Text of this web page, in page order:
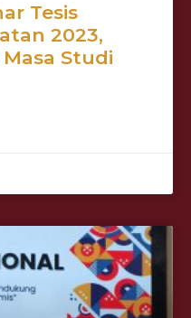
Tesis
2023,
Studi